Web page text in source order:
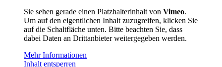
Sie sehen gerade einen Platzhalterinhalt von Vimeo.
Um auf den eigentlichen Inhalt zuzugreifen, klicken Sie
auf die Schaltfläche unten. Bitte beachten Sie, dass
dabei Daten an Drittanbieter weitergegeben werden.
Mehr Informationen
Inhalt entsperren